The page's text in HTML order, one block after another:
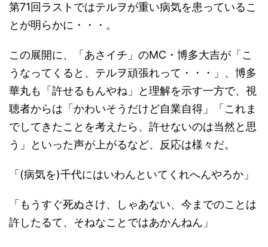
第71回ラストではテルヲが重い病気を患っているこ
とが明らかに・・・。
この展開に、「あさイチ」のMC・博多大吉が「こ
うなってくると、テルヲ頑張れって・・・」、博多
華丸も「許せるもんやね」と理解を示す一方で、視
聴者からは「かわいそうだけど自業自得」「これま
でしてきたことを考えたら、許せないのは当然と思
う」といった声が上がるなど、反応は様々だ。
「(病気を)千代にはいわんといてくれへんやろか」
「もうすぐ死ぬさけ、しゃあない、今までのことは
許したるて、そねなことではあかんねん」